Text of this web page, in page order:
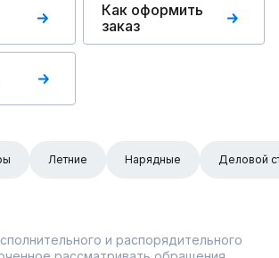
Как оформить
заказ
Летние Нарядные Деловой
и распорядительного